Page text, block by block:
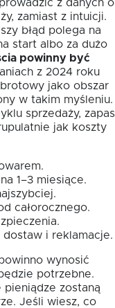
z danych o
zamiast z intuicji.
błąd polega na
start albo za dużo
powinny być
z 2024 roku
jako obszar
w takim myśleniu.
sprzedaży, zapas
jak koszty
1–3 miesiące.
całorocznego.
dostaw i reklamacje.
wynosić
potrzebne.
zostaną
Jeśli wiesz, co